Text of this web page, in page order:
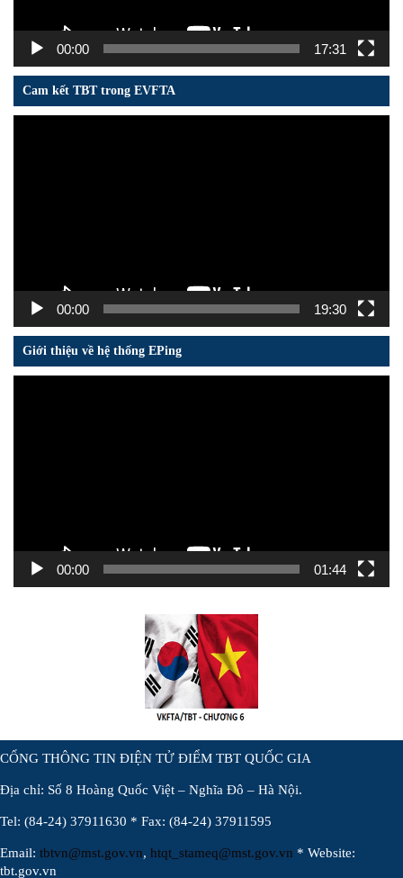
00:00 17:31
Cam kết TBT trong EVFTA
00:00 19:30
Giới thiệu về hệ thống EPing
00:00 01:44
CỔNG THÔNG TIN ĐIỆN TỬ ĐIỂM TBT QUỐC GIA
Địa chỉ: Số 8 Hoàng Quốc Việt – Nghĩa Đô – Hà Nội.
Tel: (84-24) 37911630 * Fax: (84-24) 37911595
Email: tbtvn@mst.gov.vn, htqt_stameq@mst.gov.vn * Website:
tbt.gov.vn